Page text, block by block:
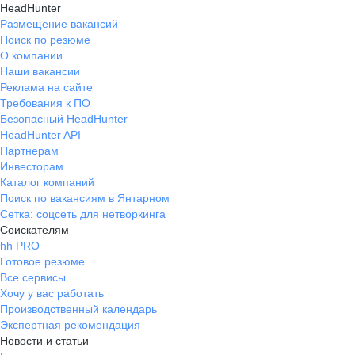
HeadHunter
Размещение вакансий
Поиск по резюме
О компании
Наши вакансии
Реклама на сайте
Требования к ПО
Безопасный HeadHunter
HeadHunter API
Партнерам
Инвесторам
Каталог компаний
Поиск по вакансиям в Янтарном
Сетка: соцсеть для нетворкинга
Соискателям
hh PRO
Готовое резюме
Все сервисы
Хочу у вас работать
Производственный календарь
Экспертная рекомендация
Новости и статьи